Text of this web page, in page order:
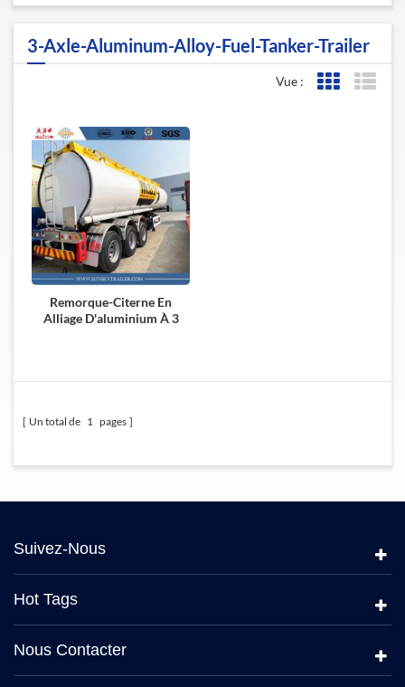
3-Axle-Aluminum-Alloy-Fuel-Tanker-Trailer
Vue : Affichage
Remorque-Citerne En
Alliage D'aluminium À 3
Un total de 1 pages
Suivez-Nous
Hot Tags
Nous Contacter